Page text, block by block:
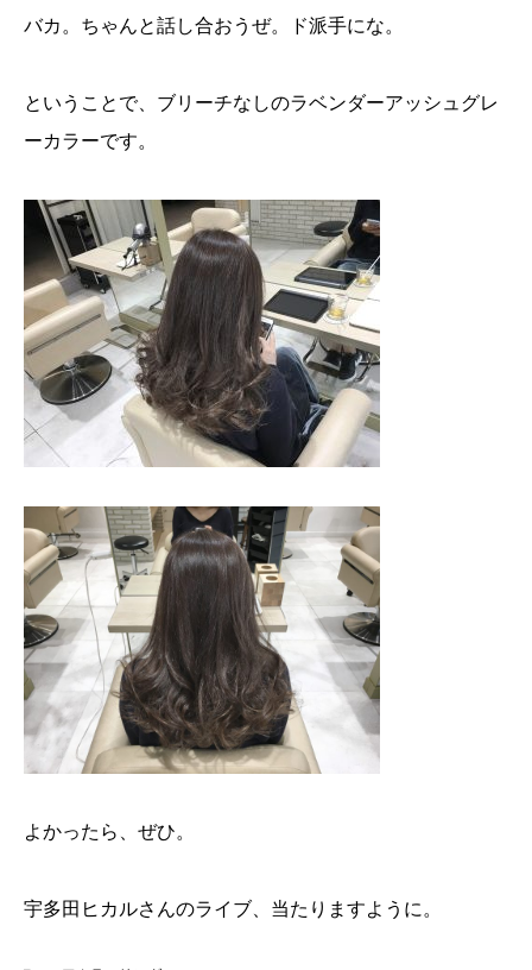
バカ。ちゃんと話し合おうぜ。ド派手にな。
ということで、ブリーチなしのラベンダーアッシュグレ
ーカラーです。
よかったら、ぜひ。
宇多田ヒカルさんのライブ、当たりますように。